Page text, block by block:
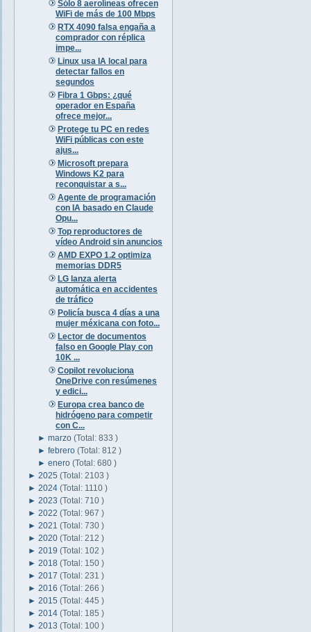
Sólo 8 aerolíneas ofrecen
WiFi de más de 100 Mbps
RTX 4090 falsa engaña a
comprador con réplica
impe...
Linux usa IA local para
detectar fallos en
segundos
Fibra 1 Gbps: ¿qué
operador en España
ofrece mejor...
Protege tu PC en redes
WiFi públicas con este
ajus...
Microsoft prepara
Windows K2 para
reconquistar a s...
Agente de programación
con IA basado en Claude
Opu...
Top reproductores de
vídeo Android sin anuncios
AMD EXPO 1.2 optimiza
memorias DDR5
LG lanza alerta
automática en accidentes
de tráfico
Policía busca 4 días a una
mujer méxicana con foto...
Lector de documentos
falso en Google Play con
10K ...
Copilot revoluciona
OneDrive con resúmenes
y edici...
Europa crea banco de
hidrógeno para competir
con C...
►marzo(Total: 833 )
►febrero(Total: 812 )
►enero(Total: 680 )
► 2025 (Total: 2103 )
► 2024 (Total: 1110 )
► 2023 (Total: 710 )
► 2022 (Total: 967 )
► 2021 (Total: 730 )
► 2020 (Total: 212 )
► 2019 (Total: 102 )
► 2018 (Total: 150 )
► 2017 (Total: 231 )
► 2016 (Total: 266 )
► 2015 (Total: 445 )
► 2014 (Total: 185 )
► 2013 (Total: 100 )